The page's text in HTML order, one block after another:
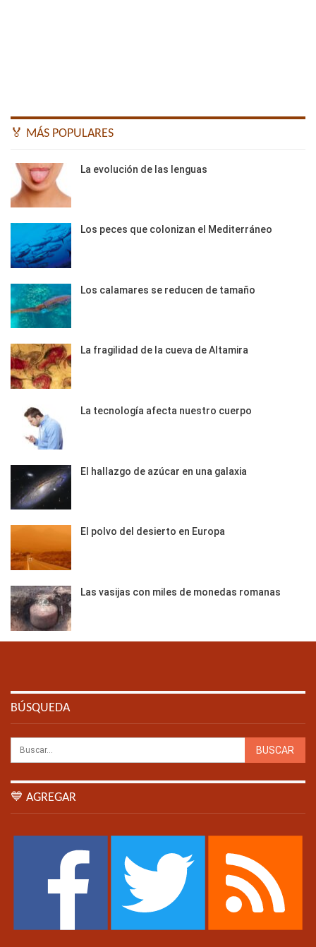
🏅 MÁS POPULARES
La evolución de las lenguas
Los peces que colonizan el Mediterráneo
Los calamares se reducen de tamaño
La fragilidad de la cueva de Altamira
La tecnología afecta nuestro cuerpo
El hallazgo de azúcar en una galaxia
El polvo del desierto en Europa
Las vasijas con miles de monedas romanas
BÚSQUEDA
💙 AGREGAR